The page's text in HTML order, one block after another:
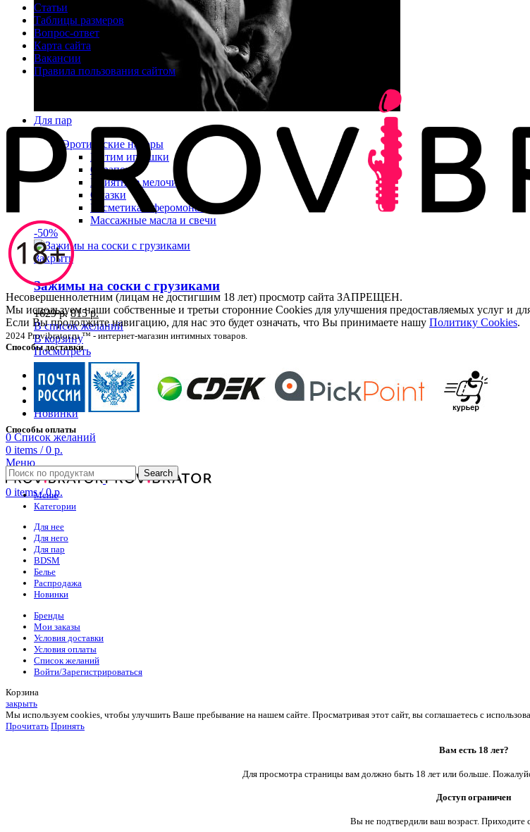
Для пар
Эротические наборы
Интим игрушки
Страпоны
Приятные мелочи
Смазки
Косметика с феромонами
Массажные масла и свечи
-50%
Закрыть
Зажимы на соски с грузиками
1629р. 815р.
В список желаний
В корзину
Посмотреть
BDSM
Белье
Распродажа
Новинки
0 Список желаний
0 items / 0 р.
Меню
0 items / 0р.
Статьи
Таблицы размеров
Вопрос-ответ
Карта сайта
Вакансии
Правила пользования сайтом
Несовершеннолетним (лицам не достигшим 18 лет) просмотр сайта ЗАПРЕЩЕН.
Мы используем наши собственные и третьи сторонние Cookies для улучшения предоставляемых услуг и
Если Вы продолжите навигацию, для нас это будет означать, что Вы принимаете нашу Политику Cookies.
2024 Provibrator.ru ™ - интернет-магазин интимных товаров.
Способы доставки
Способы оплаты
Search
Меню
Категории
Для нее
Для него
Для пар
BDSM
Белье
Распродажа
Новинки
Бренды
Мои заказы
Условия доставки
Условия оплаты
Список желаний
Войти/Зарегистрироваться
Корзина
закрыть
Мы используем cookies, чтобы улучшить Ваше пребывание на нашем сайте. Просматривая этот сайт, вы соглашаетесь с
Прочитать Принять
Вам есть 18 лет?
Для просмотра страницы вам должно быть 18 лет или больше.
Доступ ограничен
Вы не подтвердили ваш возраст. Приходите